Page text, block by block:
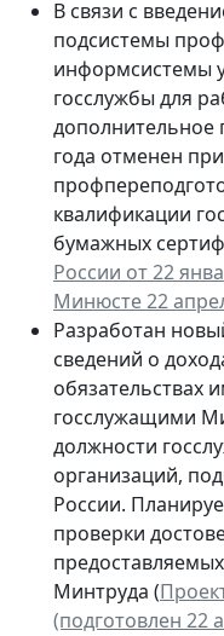
В связи с
подсистемы
информсистемы
госслужбы для
дополнительное
года отменен
квалификации
бумажных
России от 22
Минюсте 22
Разработан
сведений о
обязательствах
госслужащими
должности
организаций,
России.
проверки
Минтруда (
(подготовлен 22